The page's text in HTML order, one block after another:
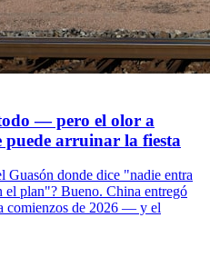
— pero el olor a
arruinar la fiesta
Guasón donde dice "nadie entra
el plan"? Bueno. China entregó
comienzos de 2026 — y el